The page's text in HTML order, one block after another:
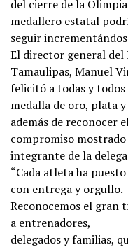
del cierre de la
medallero estatal
seguir
El director general
Tamaulipas, Manuel
felicitó a todas y
medalla de oro, plata
además de reconocer
compromiso
integrante de la
“Cada atleta ha
con entrega y orgullo.
Reconocemos el gran
a entrenadores,
delegados y familias,